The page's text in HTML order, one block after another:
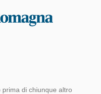
di chiunque altro